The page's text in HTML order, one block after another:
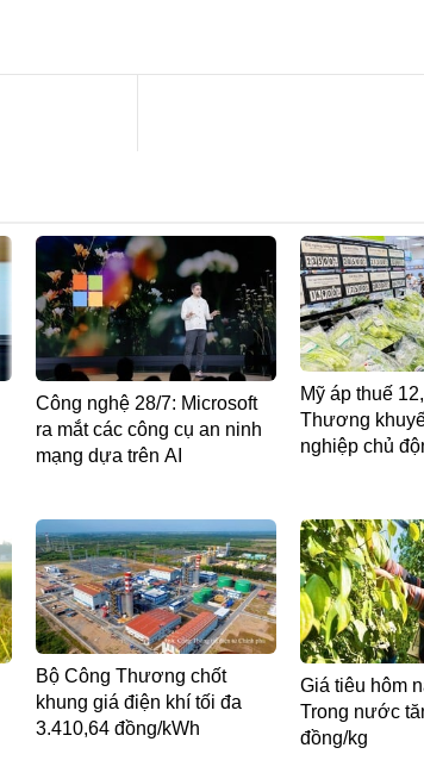
Công nghệ 28/7: Microsoft
ra mắt các công cụ an ninh
mạng dựa trên AI
Mỹ áp thuế
Thương
nghiệp chủ
Bộ Công Thương chốt
khung giá điện khí tối đa
3.410,64 đồng/kWh
Giá tiêu hôm
Trong nước
đồng/kg